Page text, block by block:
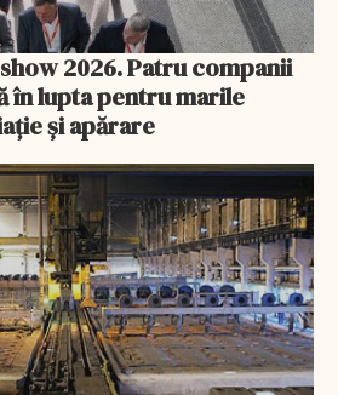
2026. Patru companii
în lupta pentru marile
și apărare